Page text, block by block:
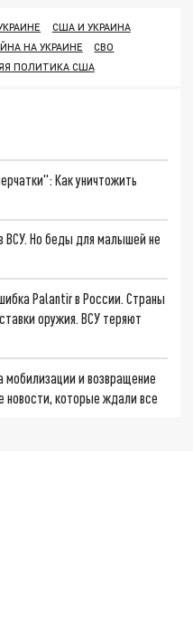
США И УКРАИНА
НА УКРАИНЕ
СВО
ПОЛИТИКА США
Как уничтожить
ВСУ. Но беды для малышей не
Palantir в России. Страны
оружия. ВСУ теряют
мобилизации и возвращение
новости, которые ждали все